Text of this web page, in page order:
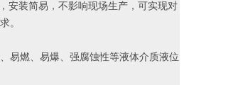
安装简易，不影响现场生产，可实现对
。
易燃、易爆、强腐蚀性等液体介质液位